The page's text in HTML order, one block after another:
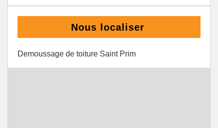
Nous localiser
Demoussage de toiture Saint Prim